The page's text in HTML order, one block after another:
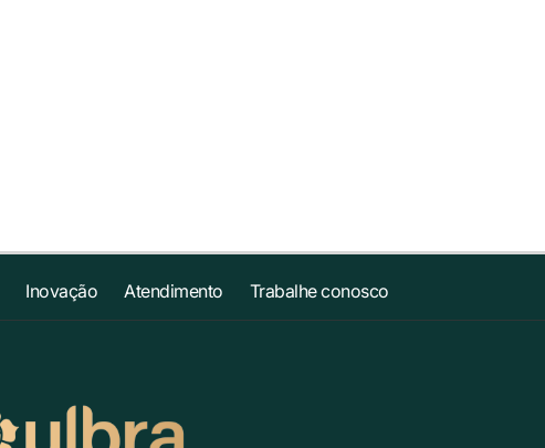
Inovação Atendimento Trabalhe conosco